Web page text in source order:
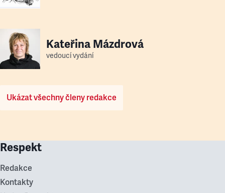
Kateřina Mázdrová
vedoucí vydání
Ukázat všechny členy redakce
Respekt
Redakce
Kontakty